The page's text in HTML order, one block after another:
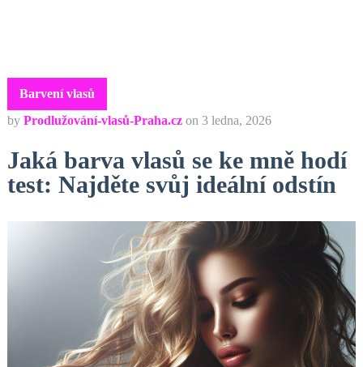
Barvení vlasů
by Prodlužování-vlasů-Praha.cz on 3 ledna, 2026
Jaká barva vlasů se ke mně hodí
test: Najděte svůj ideální odstín